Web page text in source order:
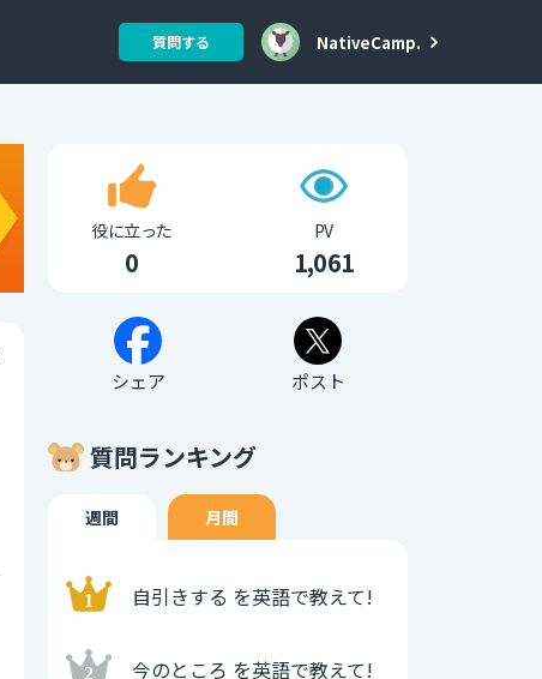
質問する NativeCamp.
役に立った
0
PV
1,061
シェア ポスト
質問ランキング
週間 月間
自引きする を英語で教えて!
今のところ を英語で教えて!